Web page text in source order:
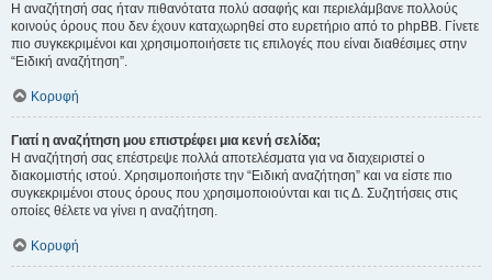
Η αναζήτησή σας ήταν πιθανότατα πολύ ασαφής και περιελάμβανε πολλούς
κοινούς όρους που δεν έχουν καταχωρηθεί στο ευρετήριο από το phpBB. Γίνετε
πιο συγκεκριμένοι και χρησιμοποιήσετε τις επιλογές που είναι διαθέσιμες στην
“Ειδική αναζήτηση”.
Κορυφή
Γιατί η αναζήτηση μου επιστρέφει μια κενή σελίδα;
Η αναζήτησή σας επέστρεψε πολλά αποτελέσματα για να διαχειριστεί ο
διακομιστής ιστού. Χρησιμοποιήστε την “Ειδική αναζήτηση” και να είστε πιο
συγκεκριμένοι στους όρους που χρησιμοποιούνται και τις Δ. Συζητήσεις στις
οποίες θέλετε να γίνει η αναζήτηση.
Κορυφή